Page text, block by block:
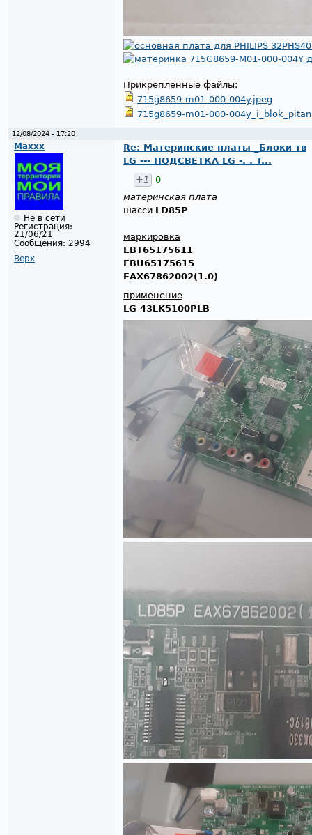
Прикрепленные файлы:
715g8659-m01-000-004y.jpeg
715g8659-m01-000-
12/08/2024 - 17:20
Maxxx
Не в сети
Регистрация:
21/06/21
Сообщения: 2994
Верх
Re: Материнские платы _Блоки тв
LG --- ПОДСВЕТКА LG -. . T...
+1
0
материнская плата
шасси LD85P
маркировка
EBT65175611
EBU65175615
EAX67862002(1.0)
применение
LG 43LK5100PLB